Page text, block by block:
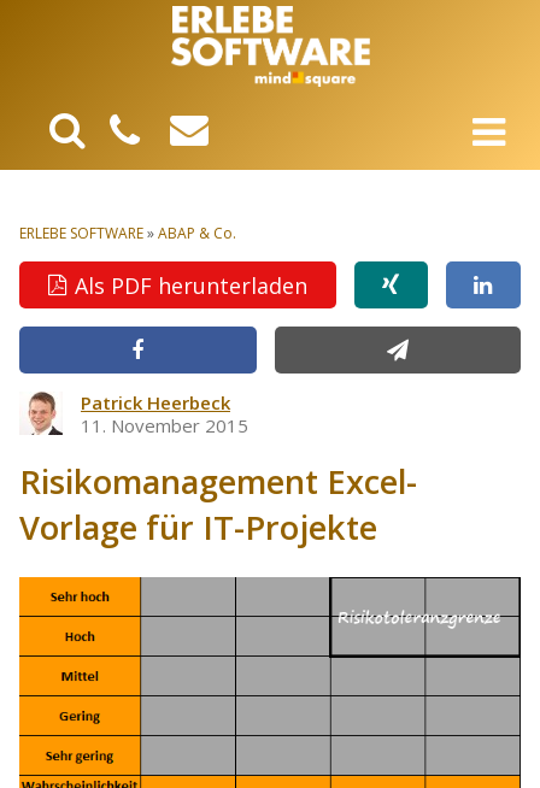
ERLEBE SOFTWARE»ABAP & Co.
Als PDF herunterladen
Patrick Heerbeck
11. November 2015
Risikomanagement Excel-
Vorlage für IT-Projekte